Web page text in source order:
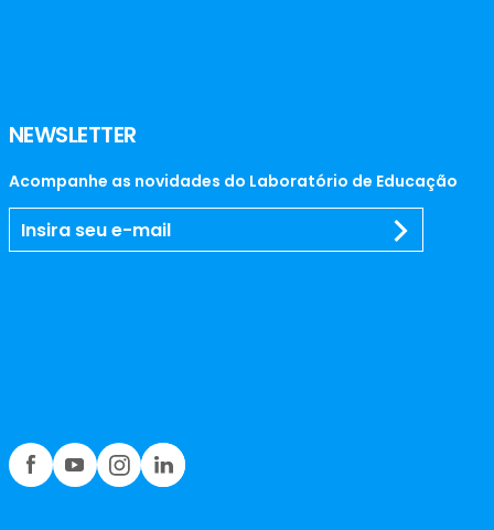
NEWSLETTER
Acompanhe as novidades do Laboratório de Educação